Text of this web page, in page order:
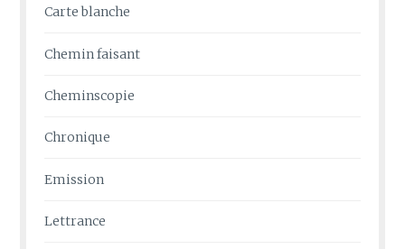
Carte blanche
Chemin faisant
Cheminscopie
Chronique
Emission
Lettrance